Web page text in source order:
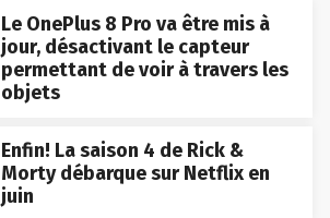
Le OnePlus 8 Pro va être mis à
jour, désactivant le capteur
permettant de voir à travers les
objets
Enfin! La saison 4 de Rick &
Morty débarque sur Netflix en
juin